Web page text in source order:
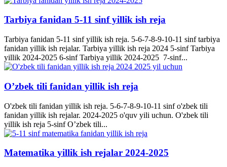
Tarbiya fanidan 5-11 sinf yillik ish reja
Tarbiya fanidan 5-11 sinf yillik ish reja. 5-6-7-8-9-10-11 sinf tarbiya
fanidan yillik ish rejalar. Tarbiya yillik ish reja 2024 5-sinf Tarbiya
yillik 2024-2025 6-sinf Tarbiya yillik 2024-2025 7-sinf...
O’zbek tili fanidan yillik ish reja
O'zbek tili fanidan yillik ish reja. 5-6-7-8-9-10-11 sinf o'zbek tili
fanidan yillik ish rejalar. 2024-2025 o'quv yili uchun. O'zbek tili
yillik ish reja 5-sinf O’zbek tili...
Matematika yillik ish rejalar 2024-2025